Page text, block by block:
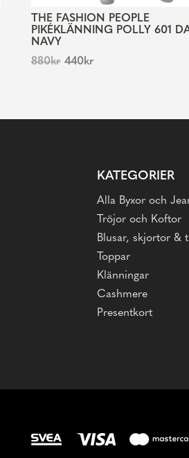
THE FASHION PEOPLE
PIKÉKLÄNNING POLLY 601
NAVY
880kr 440kr
KATEGORIER
Alla Byxor och
Tröjor och Koftor
Blusar, skjortor &
Toppar
Klänningar
Cashmere
Presentkort